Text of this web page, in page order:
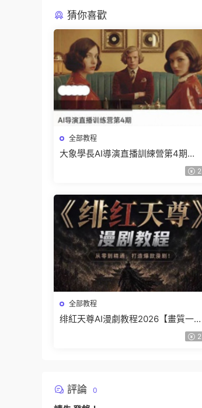
猜你喜歡
全部教程
大象學長AI導演直播訓練營第4期
2
全部教程
绯紅天尊AI漫劇教程2026【畫質一般
2
評論 0